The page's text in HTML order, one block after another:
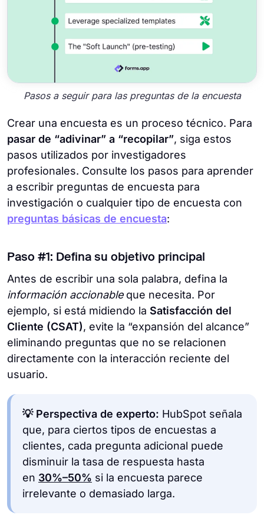
Pasos a seguir para las preguntas de la encuesta
Crear una encuesta es un proceso técnico. Para
pasar de “adivinar” a “recopilar”, siga estos
pasos utilizados por investigadores
profesionales. Consulte los pasos para aprender
a escribir preguntas de encuesta para
investigación o cualquier tipo de encuesta con
preguntas básicas de encuesta:
Paso #1: Defina su objetivo principal
Antes de escribir una sola palabra, defina la
información accionableque necesita. Por
ejemplo, si está midiendo la Satisfacción del
Cliente (CSAT), evite la “expansión del alcance”
eliminando preguntas que no se relacionen
directamente con la interacción reciente del
usuario.
💡 Perspectiva de experto: HubSpot señala
que, para ciertos tipos de encuestas a
clientes, cada pregunta adicional puede
disminuir la tasa de respuesta hasta
en 30%–50% si la encuesta parece
irrelevante o demasiado larga.